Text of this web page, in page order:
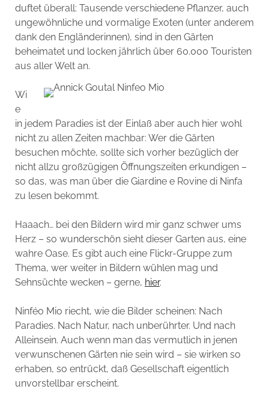
duftet überall: Tausende verschiedene Pflanzer, auch
ungewöhnliche und vormalige Exoten (unter anderem
dank den Engländerinnen), sind in den Gärten
beheimatet und locken jährlich über 60.000 Touristen
aus aller Welt an.
Wi
e
in jedem Paradies ist der Einlaß aber auch hier wohl
nicht zu allen Zeiten machbar: Wer die Gärten
besuchen möchte, sollte sich vorher bezüglich der
nicht allzu großzügigen Öffnungszeiten erkundigen –
so das, was man über die Giardine e Rovine di Ninfa
zu lesen bekommt.
Haaach… bei den Bildern wird mir ganz schwer ums
Herz – so wunderschön sieht dieser Garten aus, eine
wahre Oase. Es gibt auch eine Flickr-Gruppe zum
Thema, wer weiter in Bildern wühlen mag und
Sehnsüchte wecken – gerne, hier.
Ninféo Mio riecht, wie die Bilder scheinen: Nach
Paradies. Nach Natur, nach unberührter. Und nach
Alleinsein. Auch wenn man das vermutlich in jenen
verwunschenen Gärten nie sein wird – sie wirken so
erhaben, so entrückt, daß Gesellschaft eigentlich
unvorstellbar erscheint.